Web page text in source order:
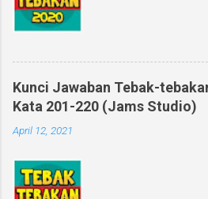
Kunci Jawaban Tebak-
Kata 201-220 (Jams Studio)
April 12, 2021